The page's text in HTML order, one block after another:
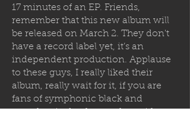
17 minutes of an EP. Friends,
remember that this new album will
be released on March 2. They don't
have a record label yet, it’s an
independent production. Applause
to these guys, I really liked their
album, really wait for it, if you are
fans of symphonic black and